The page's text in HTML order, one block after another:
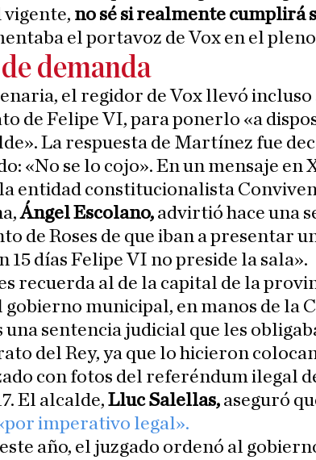
vigente, no sé si realmente cumplirá
el portavoz de Vox en el
demanda
el regidor de Vox llevó incluso
de Felipe VI, para ponerlo «a
La respuesta de Martínez fue
«No se lo cojo». En un mensaje en
entidad constitucionalista
Ángel Escolano, advirtió hace una
de Roses de que iban a presentar
15 días Felipe VI no preside la sala».
recuerda al de la capital de la
municipal, en manos de la
una sentencia judicial que les
del Rey, ya que lo hicieron
con fotos del referéndum ilegal
El alcalde, Lluc Salellas, aseguró
imperativo legal».
año, el juzgado ordenó al